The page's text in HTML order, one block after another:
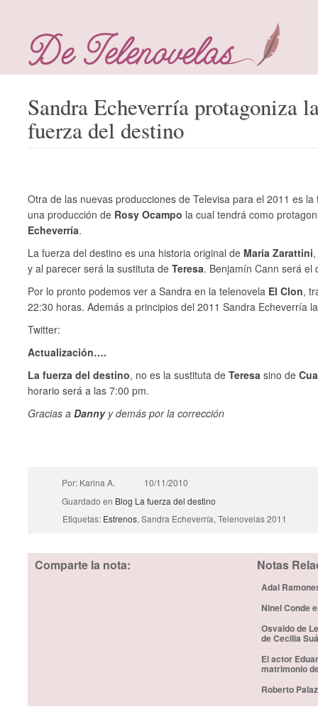
Sandra Echeverría protagoniza
fuerza del destino
Otra de las nuevas producciones de Televisa para el 2011 es
una producción de Rosy Ocampo la cual tendrá como
Echeverría.
La fuerza del destino es una historia original de María Zarattini
y al parecer será la sustituta deTeresa. Benjamín Cann será el
Por lo pronto podemos ver a Sandra en la telenovela El Clon,
22:30 horas. Además a principios del 2011 Sandra Echeverría
Twitter:
Actualización….
La fuerza del destino, no es la sustituta deTeresa sino de
horario será a las 7:00 pm.
Gracias aDannyy demás por la corrección
Por: Karina A.
10/11/2010
Guardado en Blog La fuerza del destino
Etiquetas: Estrenos, Sandra Echeverría, Telenovelas 2011
Comparte la nota: Notas
Adal
Ninel Conde
Osvaldo de
de Cecilia
El actor
matrimonio
Roberto